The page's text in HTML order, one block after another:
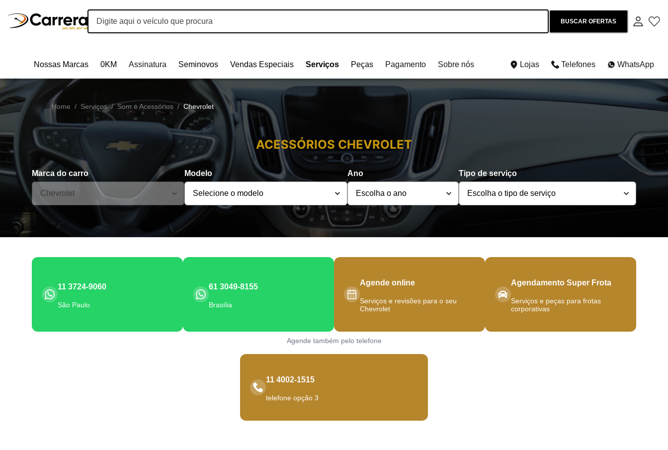
BUSCAR OFERTAS
Nossas Marcas 0KM Assinatura Seminovos Vendas Especiais Serviços Peças Pagamento Sobre nós Lojas Telefones WhatsApp
Home / Serviços / Som e Acessórios / Chevrolet
ACESSÓRIOS CHEVROLET
Marca do carro Modelo Ano Tipo de serviço
11 3724-9060
São Paulo
61 3049-8155
Brasília
Agende online
Serviços e revisões para o seu
Chevrolet
Agendamento Super Frota
Serviços e peças para frotas
corporativas
Agende também pelo telefone
11 4002-1515
telefone opção 3